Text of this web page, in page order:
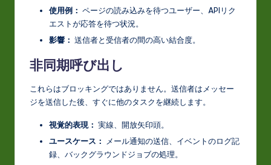
使用例： ページの読み込みを待つユーザー、APIリク
エストが応答を待つ状況。
影響： 送信者と受信者の間の高い結合度。
非同期呼び出し
これらはブロッキングではありません。送信者はメッセー
ジを送信した後、すぐに他のタスクを継続します。
視覚的表現： 実線、開放矢印頭。
ユースケース：
メール通知の送信、イベントのログ記
録、バックグラウンドジョブの処理。